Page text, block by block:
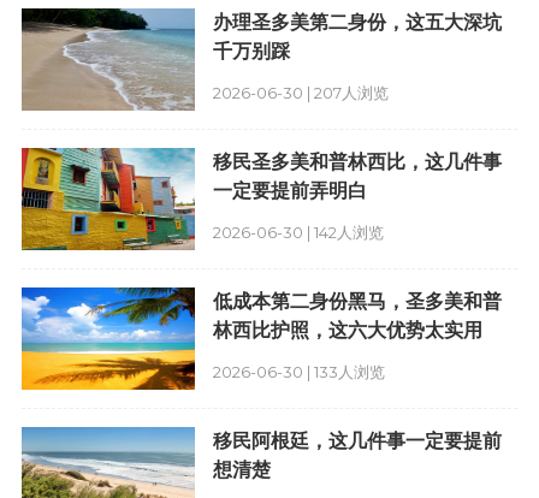
2026-06-30 | 207人浏览
办理圣多美第二身份，这五大深坑
千万别踩
2026-06-30 | 142人浏览
移民圣多美和普林西比，这几件事
一定要提前弄明白
2026-06-30 | 133人浏览
低成本第二身份黑马，圣多美和普
林西比护照，这六大优势太实用
移民阿根廷，这几件事一定要提前
想清楚